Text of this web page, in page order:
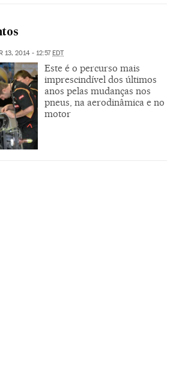
13, 2014 - 12:57EDT
Este é o percurso mais
imprescindível dos últimos
anos pelas mudanças nos
pneus, na aerodinâmica e no
motor